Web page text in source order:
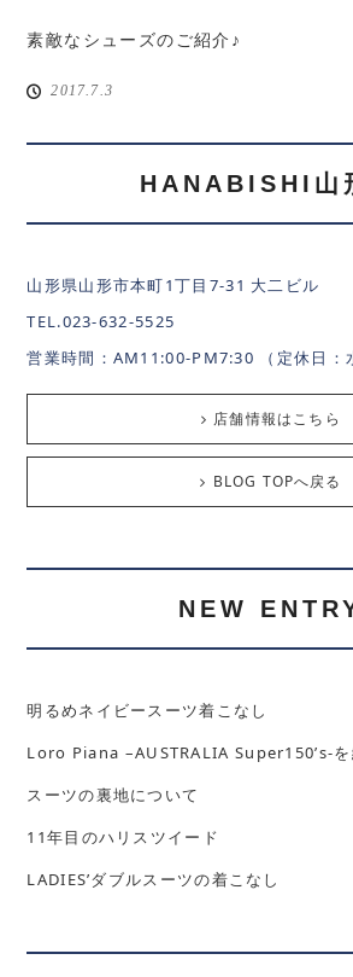
素敵なシューズのご紹介♪
2017.7.3
HANABISHI山
山形県山形市本町1丁目7-31 大二ビル
TEL.023-632-5525
営業時間：AM11:00-PM7:30 （定休日：
店舗情報はこちら
BLOG TOPへ戻る
NEW
明るめネイビースーツ着こなし
Loro Piana –AUSTRALIA Super150’s-を
スーツの裏地について
11年目のハリスツイード
LADIES’ダブルスーツの着こなし